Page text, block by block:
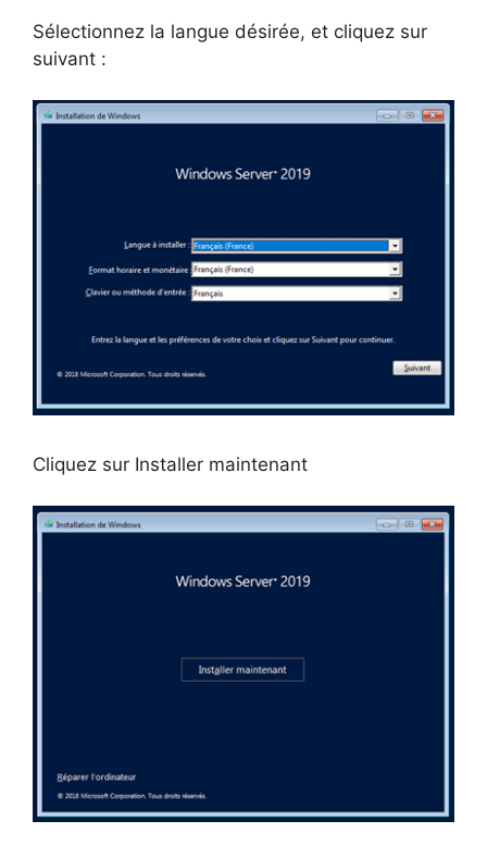
Sélectionnez la langue désirée, et cliquez sur
suivant :
Cliquez sur Installer maintenant